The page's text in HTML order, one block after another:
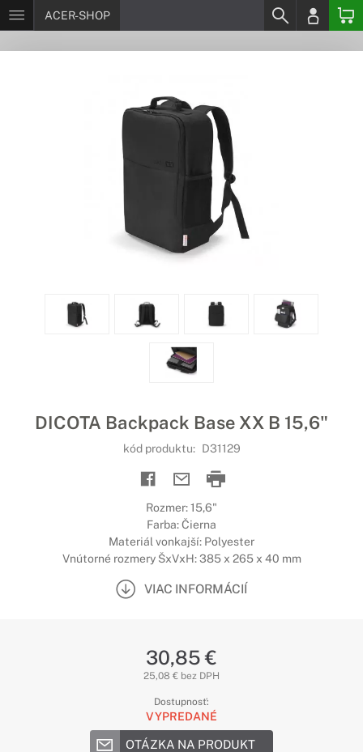
ACER-SHOP
DICOTA Backpack Base XX B 15,6"
kód produktu: D31129
Rozmer: 15,6"
Farba: Čierna
Materiál vonkajší: Polyester
Vnútorné rozmery ŠxVxH: 385 x 265 x 40 mm
VIAC INFORMÁCIÍ
30,85 €
25,08 € bez DPH
Dostupnosť:
VYPREDANÉ
OTÁZKA NA PRODUKT